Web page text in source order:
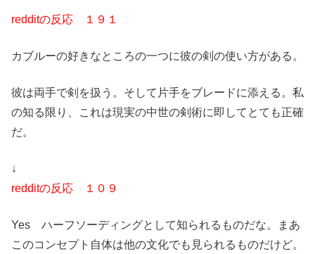
redditの反応 １９１
カブルーの好きなところの一つに彼の剣の使い方がある。
彼は両手で剣を扱う。そして片手をブレードに添える。私
の知る限り、これは現実の中世の剣術に即してとても正確
だ。
↓
redditの反応 １０９
Yes ハーフソーディングとして知られるものだな。まあ
このコンセプト自体は他の文化でも見られるものだけど。